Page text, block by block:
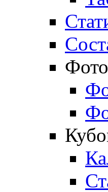
Фото